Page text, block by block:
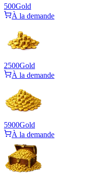
500Gold
À la demande
2500Gold
À la demande
5900Gold
À la demande